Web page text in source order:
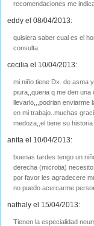
recomendaciones me
eddy el 08/04/2013:
quisiera saber cual es el
consulta
cecilia el 10/04/2013:
mi niño tiene Dx. de asma
piura,,queria q me den
llevarlo,,,podrian enviarme
en mi trabajo..muchas
medoza,,el tiene su historia
anita el 10/04/2013:
buenas tardes tengo un
derecha (microtia)
por favor les agradecere
no puedo acercarme
nathaly el 15/04/2013:
Tienen la especialidad